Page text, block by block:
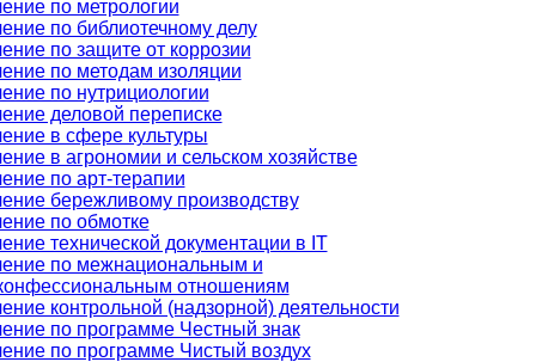
по метрологии
по библиотечному делу
по защите от коррозии
по методам изоляции
по нутрициологии
деловой переписке
в сфере культуры
в агрономии и сельском хозяйстве
по арт-терапии
бережливому производству
по обмотке
технической документации в IT
по межнациональным и
отношениям
контрольной (надзорной) деятельности
по программе Честный знак
по программе Чистый воздух